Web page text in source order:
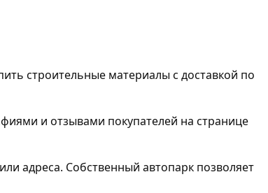
строительные материалы с доставкой по
и отзывами покупателей на странице
адреса. Собственный автопарк позволяет